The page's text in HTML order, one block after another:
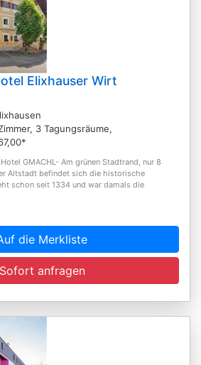
Elixhauser Wirt
3 Tagungsräume,
GMACHL- Am grünen Stadtrand, nur 8
Altstadt befindet sich die historische
schon seit 1334 und war damals die
die Merkliste
Sofort anfragen